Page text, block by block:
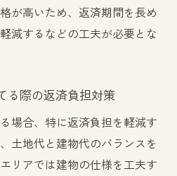
が高いため、返済期間を長め
減するなどの工夫が必要とな
る際の返済負担対策
場合、特に返済負担を軽減す
土地代と建物代のバランスを
リアでは建物の仕様を工夫す